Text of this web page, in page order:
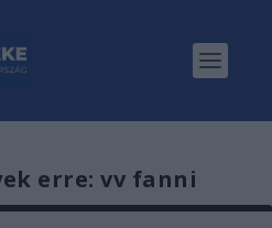
erre: vv fanni